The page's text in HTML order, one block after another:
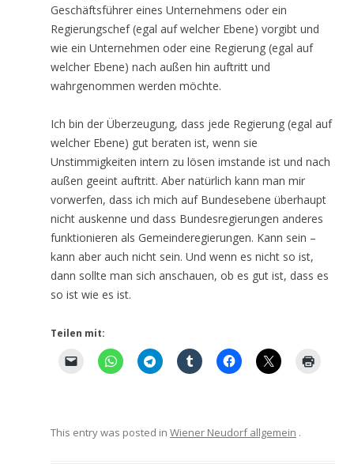
Geschäftsführer eines Unternehmens oder ein
Regierungschef (egal auf welcher Ebene) vorgibt und
wie ein Unternehmen oder eine Regierung (egal auf
welcher Ebene) nach außen hin auftritt und
wahrgenommen werden möchte.
Ich bin der Überzeugung, dass jede Regierung (egal auf
welcher Ebene) gut beraten ist, wenn sie
Unstimmigkeiten intern zu lösen imstande ist und nach
außen geeint auftritt. Aber natürlich kann man mir
vorwerfen, dass ich mich auf Bundesebene überhaupt
nicht auskenne und dass Bundesregierungen anderes
funktionieren als Gemeinderegierungen. Kann sein –
kann aber auch nicht sein. Und wenn es nicht so ist,
dann sollte man sich anschauen, ob es gut ist, dass es
so ist wie es ist.
Teilen mit:
This entry was posted in Wiener Neudorf allgemein .